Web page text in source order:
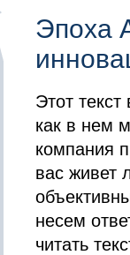
Эпоха
Этот
как в нем
компания
вас живет
несем
читать